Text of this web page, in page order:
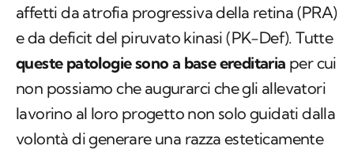
affetti da atrofia progressiva della retina (PRA)
e da deficit del piruvato kinasi (PK-Def). Tutte
queste patologie sono a base ereditaria per cui
non possiamo che augurarci che gli allevatori
lavorino al loro progetto non solo guidati dalla
volontà di generare una razza esteticamente